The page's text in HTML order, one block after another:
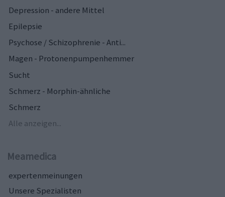
Depression - andere Mittel
Epilepsie
Psychose / Schizophrenie - Anti...
Magen - Protonenpumpenhemmer
Sucht
Schmerz - Morphin-ähnliche
Schmerz
Alle anzeigen...
Meamedica
expertenmeinungen
Unsere Spezialisten